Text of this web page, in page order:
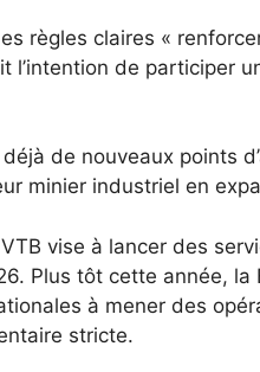
règles claires «
l’intention de participer
de nouveaux points
minier industriel en
vise à lancer des
Plus tôt cette année, la
à mener des
stricte.